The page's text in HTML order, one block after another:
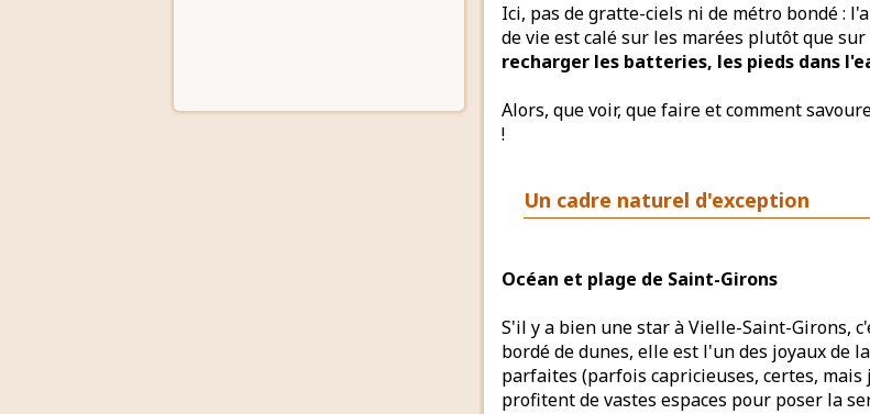
Ici, pas de gratte-ciels ni de métro bondé :
de vie est calé sur les marées plutôt que
recharger les batteries, les pieds dans
Alors, que voir, que faire et comment
!
Un cadre naturel d'exception
Océan et plage de Saint-Girons
S'il y a bien une star à Vielle-Saint-Girons,
bordé de dunes, elle est l'un des joyaux de
parfaites (parfois capricieuses, certes,
profitent de vastes espaces pour poser la